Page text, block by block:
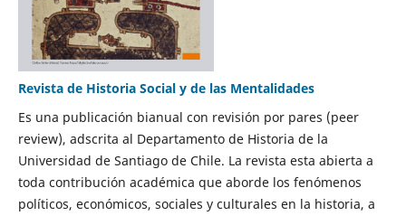
Revista de Historia Social y de las Mentalidades
Es una publicación bianual con revisión por pares (peer
review), adscrita al Departamento de Historia de la
Universidad de Santiago de Chile. La revista esta abierta a
toda contribución académica que aborde los fenómenos
políticos, económicos, sociales y culturales en la historia, a